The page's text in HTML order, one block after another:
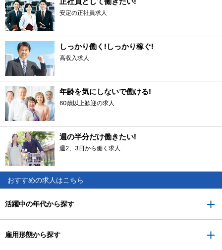
安定の正社員求人
しっかり働く!しっかり稼ぐ!
高収入求人
年齢を気にしないで働ける!
60歳以上歓迎の求人
週の半分だけ働きたい!
週2、3日から働く求人
おすすめの求人はこちら
活躍中の年代から探す
雇用形態から探す